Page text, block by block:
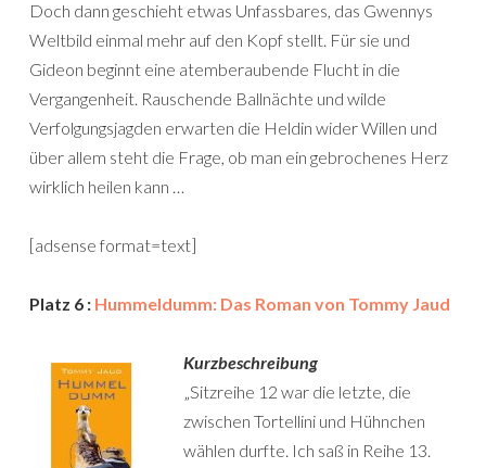
Doch dann geschieht etwas Unfassbares, das Gwennys
Weltbild einmal mehr auf den Kopf stellt. Für sie und
Gideon beginnt eine atemberaubende Flucht in die
Vergangenheit. Rauschende Ballnächte und wilde
Verfolgungsjagden erwarten die Heldin wider Willen und
über allem steht die Frage, ob man ein gebrochenes Herz
wirklich heilen kann …
[adsense format=text]
Platz 6 : Hummeldumm: Das Roman von Tommy Jaud
Kurzbeschreibung
„Sitzreihe 12 war die letzte, die
zwischen Tortellini und Hühnchen
wählen durfte. Ich saß in Reihe 13.